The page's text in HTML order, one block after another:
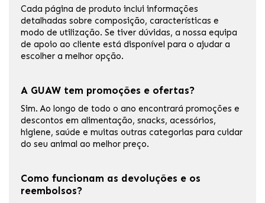
Cada página de produto inclui informações
detalhadas sobre composição, características e
modo de utilização. Se tiver dúvidas, a nossa equipa
de apoio ao cliente está disponível para o ajudar a
escolher a melhor opção.
A GUAW tem promoções e ofertas?
Sim. Ao longo de todo o ano encontrará promoções e
descontos em alimentação, snacks, acessórios,
higiene, saúde e muitas outras categorias para cuidar
do seu animal ao melhor preço.
Como funcionam as devoluções e os
reembolsos?